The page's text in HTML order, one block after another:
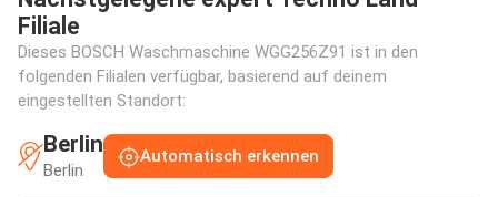
Filiale
Dieses BOSCH Waschmaschine WGG256Z91 ist in den
folgenden Filialen verfügbar, basierend auf deinem
eingestellten Standort:
Berlin
Berlin
Automatisch erkennen